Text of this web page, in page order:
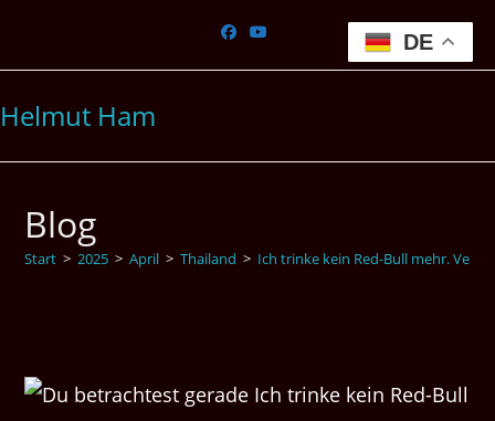
springen
Helmut Ham
Blog
Start > 2025 > April > Thailand > Ich trinke kein Red-Bull mehr.
DE